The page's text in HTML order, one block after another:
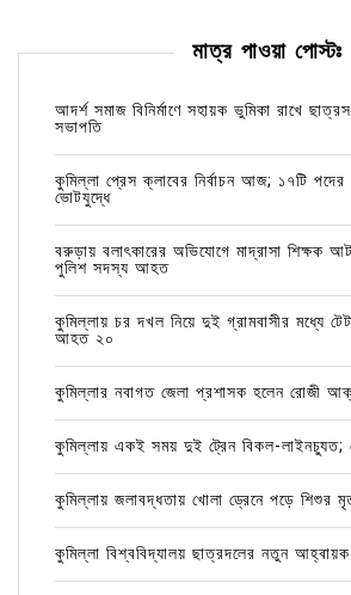
মাত্র পাওয়া পোস্টঃ
আদর্শ সমাজ বিনির্মাণে সহায়ক ভুমিকা রাখে
সভাপতি
কুমিল্লা প্রেস ক্লাবের নির্বাচন আজ; ১৭টি
ভোটযুদ্ধে
বরুড়ায় বলাৎকারের অভিযোগে মাদ্রাসা শিক্ষক
পুলিশ সদস্য আহত
কুমিল্লায় চর দখল নিয়ে দুই গ্রামবাসীর মধ্যে
আহত ২০
কুমিল্লার নবাগত জেলা প্রশাসক হলেন রোজী
কুমিল্লায় একই সময় দুই ট্রেন বিকল-লাইনচ্যুত;
কুমিল্লায় জলাবদ্ধতায় খোলা ড্রেনে পড়ে শিশুর
কুমিল্লা বিশ্ববিদ্যালয় ছাত্রদলের নতুন আহ্বায়ক